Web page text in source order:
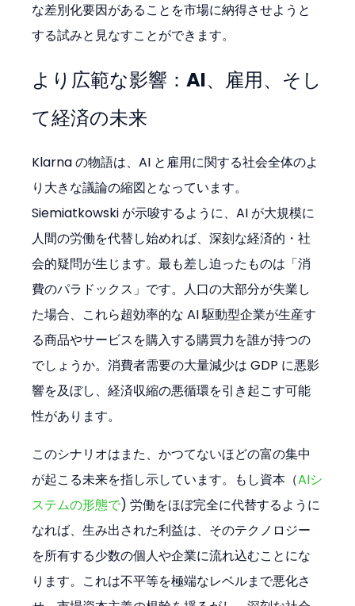
な差別化要因があることを市場に納得させようと
する試みと見なすことができます。
より広範な影響：AI、雇用、そし
て経済の未来
Klarna の物語は、AI と雇用に関する社会全体のよ
り大きな議論の縮図となっています。
Siemiatkowski が示唆するように、AI が大規模に
人間の労働を代替し始めれば、深刻な経済的・社
会的疑問が生じます。最も差し迫ったものは「消
費のパラドックス」です。人口の大部分が失業し
た場合、これら超効率的な AI 駆動型企業が生産す
る商品やサービスを購入する購買力を誰が持つの
でしょうか。消費者需要の大量減少は GDP に悪影
響を及ぼし、経済収縮の悪循環を引き起こす可能
性があります。
このシナリオはまた、かつてないほどの富の集中
が起こる未来を指し示しています。もし資本（AIシ
ステムの形態で) 労働をほぼ完全に代替するように
なれば、生み出された利益は、そのテクノロジー
を所有する少数の個人や企業に流れ込むことにな
ります。これは不平等を極端なレベルまで悪化さ